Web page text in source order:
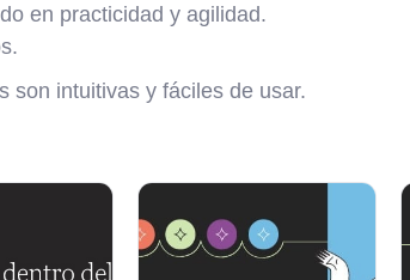
en practicidad y agilidad.
son intuitivas y fáciles de usar.